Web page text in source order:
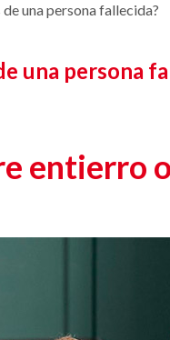
una persona fallecida?
una persona
entierro